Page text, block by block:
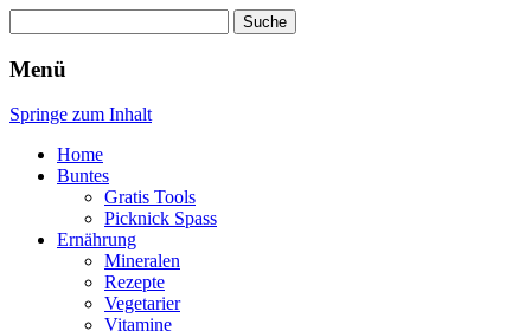
Pinkies
nach:
Menü
Springe zum Inhalt
Home
Buntes
Gratis Tools
Picknick Spass
Ernährung
Mineralen
Rezepte
Vegetarier
Vitamine